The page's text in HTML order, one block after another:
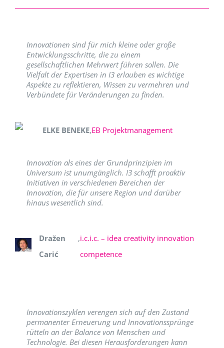
Innovationen sind für mich kleine oder große
Entwicklungsschritte, die zu einem
gesellschaftlichen Mehrwert führen sollen. Die
Vielfalt der Expertisen in I3 erlauben es wichtige
Aspekte zu reflektieren, Wissen zu vermehren und
Verbündete für Veränderungen zu finden.
ELKE BENEKE,EB Projektmanagement
Innovation als eines der Grundprinzipien im
Universum ist unumgänglich. I3 schafft proaktiv
Initiativen in verschiedenen Bereichen der
Innovation, die für unsere Region und darüber
hinaus wesentlich sind.
Dražen
Carić
,i.c.i.c. – idea creativity innovation
competence
Innovationszyklen verengen sich auf den Zustand
permanenter Erneuerung und Innovationssprünge
rütteln an der Balance von Menschen und
Technologie. Bei diesen Herausforderungen kann